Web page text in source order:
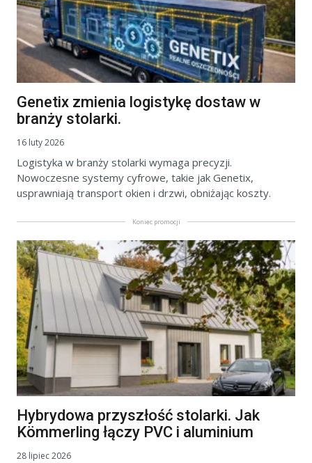
Genetix zmienia logistykę dostaw w
branży stolarki.
16 luty 2026
Logistyka w branży stolarki wymaga precyzji.
Nowoczesne systemy cyfrowe, takie jak Genetix,
usprawniają transport okien i drzwi, obniżając koszty.
Koniec promocji
Hybrydowa przyszłość stolarki. Jak
Kömmerling łączy PVC i aluminium
28 lipiec 2026